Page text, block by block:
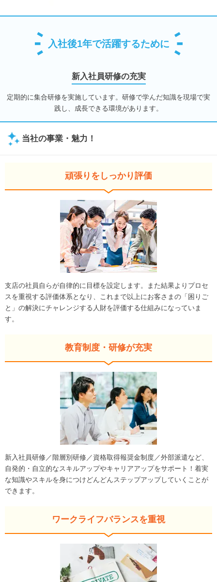
入社後1年で活躍するために
新入社員研修の充実
定期的に集合研修を実施しています。研修で学んだ知識を現場で実
践し、成長できる環境があります。
当社の事業・魅力！
頑張りをしっかり評価
支店の社員自らが自律的に目標を設定します。また結果よりプロセ
スを重視する評価体系となり、これまで以上にお客さまの「困りご
と」の解決にチャレンジする人財を評価する仕組みになっていま
す。
教育制度・研修が充実
新入社員研修／階層別研修／資格取得報奨金制度／外部派遣など、
自発的・自立的なスキルアップやキャリアアップをサポート！着実
な知識やスキルを身につけどんどんステップアップしていくことが
できます。
ワークライフバランスを重視